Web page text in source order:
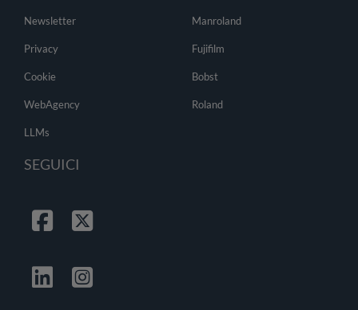
Newsletter
Privacy
Cookie
WebAgency
LLMs
Manroland
Fujifilm
Bobst
Roland
SEGUICI